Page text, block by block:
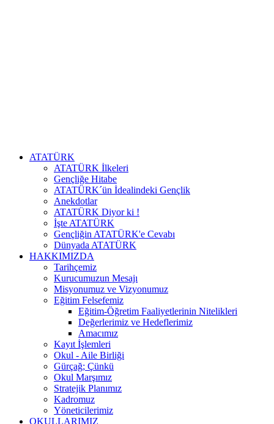
ATATÜRK
ATATÜRK İlkeleri
Gençliğe Hitabe
ATATÜRK´ün İdealindeki Gençlik
Anekdotlar
ATATÜRK Diyor ki !
İşte ATATÜRK
Gençliğin ATATÜRK'e Cevabı
Dünyada ATATÜRK
HAKKIMIZDA
Tarihçemiz
Kurucumuzun Mesajı
Misyonumuz ve Vizyonumuz
Eğitim Felsefemiz
Eğitim-Öğretim Faaliyetlerinin Nitelikleri
Değerlerimiz ve Hedeflerimiz
Amacımız
Kayıt İşlemleri
Okul - Aile Birliği
Gürçağ; Çünkü
Okul Marşımız
Stratejik Planımız
Kadromuz
Yöneticilerimiz
OKULLARIMIZ